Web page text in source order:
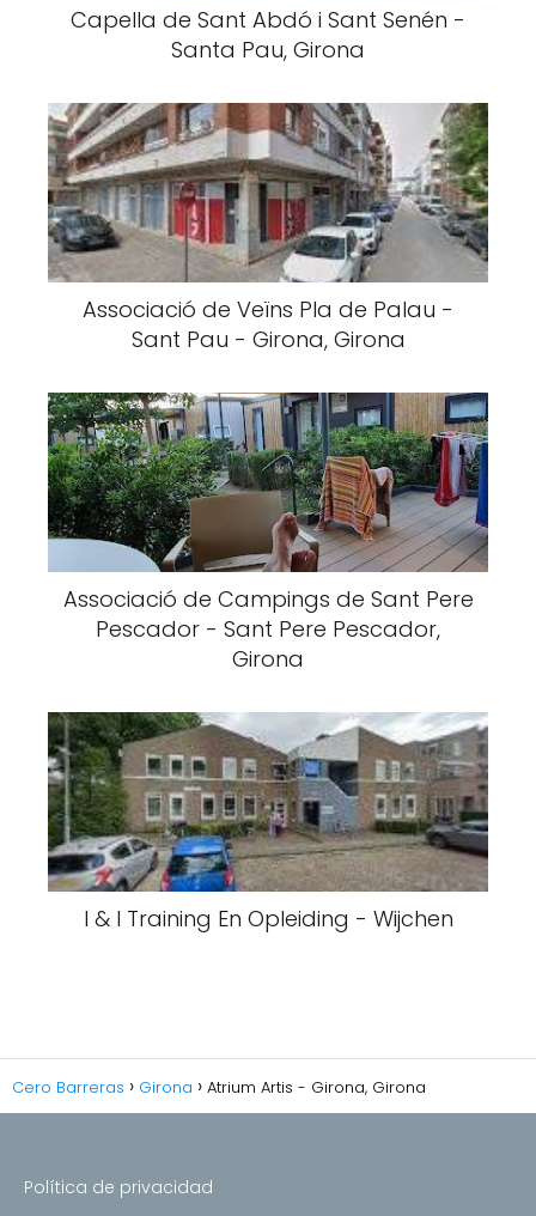
Capella de Sant Abdó i Sant Senén -
Santa Pau, Girona
Associació de Veïns Pla de Palau -
Sant Pau - Girona, Girona
Associació de Campings de Sant Pere
Pescador - Sant Pere Pescador,
Girona
I & I Training En Opleiding - Wijchen
Cero Barreras Girona Atrium Artis - Girona, Girona
Política de privacidad